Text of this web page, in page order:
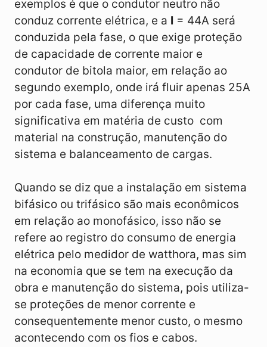
exemplos é que o condutor neutro não
conduz corrente elétrica, e a I = 44A será
conduzida pela fase, o que exige proteção
de capacidade de corrente maior e
condutor de bitola maior, em relação ao
segundo exemplo, onde irá fluir apenas 25A
por cada fase, uma diferença muito
significativa em matéria de custo com
material na construção, manutenção do
sistema e balanceamento de cargas.
Quando se diz que a instalação em sistema
bifásico ou trifásico são mais econômicos
em relação ao monofásico, isso não se
refere ao registro do consumo de energia
elétrica pelo medidor de watthora, mas sim
na economia que se tem na execução da
obra e manutenção do sistema, pois utiliza-
se proteções de menor corrente e
consequentemente menor custo, o mesmo
acontecendo com os fios e cabos.